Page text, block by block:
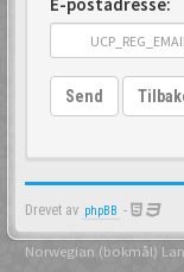
Send
Drevet av phpBB -
Norwegian (bokmål)